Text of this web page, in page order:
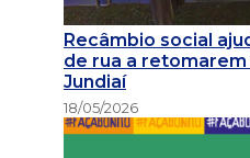
Recâmbio social
de rua a
Jundiaí
18/05/2026